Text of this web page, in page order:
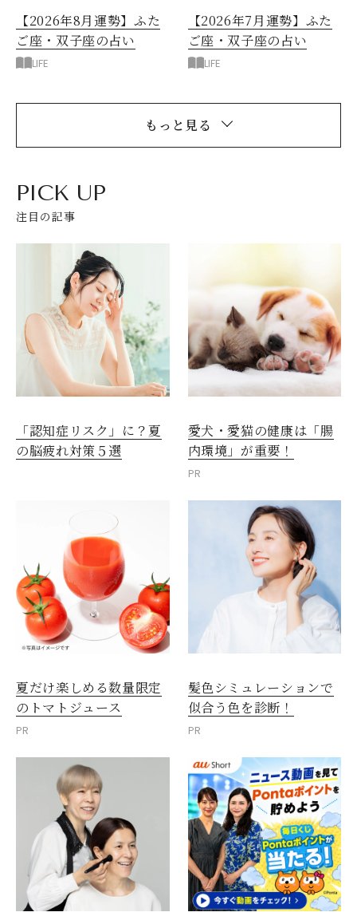
【2026年8月運勢】ふた
ご座・双子座の占い
LIFE
【2026年7月運勢】ふた
ご座・双子座の占い
LIFE
もっと見る
PICK UP
注目の記事
「認知症リスク」に？夏
の脳疲れ対策５選
愛犬・愛猫の健康は「腸
内環境」が重要！
PR
夏だけ楽しめる数量限定
のトマトジュース
PR
髪色シミュレーションで
似合う色を診断！
PR